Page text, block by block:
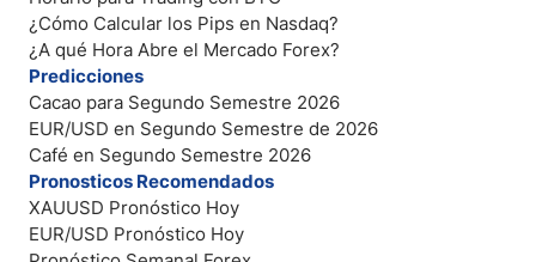
¿Cómo Calcular los Pips en Nasdaq?
¿A qué Hora Abre el Mercado Forex?
Predicciones
Cacao para Segundo Semestre 2026
EUR/USD en Segundo Semestre de 2026
Café en Segundo Semestre 2026
Pronosticos Recomendados
XAUUSD Pronóstico Hoy
EUR/USD Pronóstico Hoy